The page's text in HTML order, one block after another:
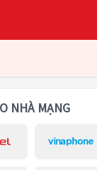
NHÀ MẠNG